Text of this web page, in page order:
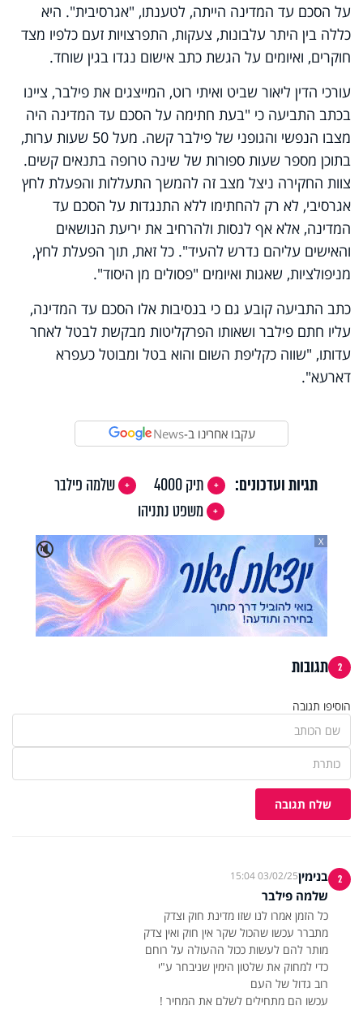
על הסכם עד המדינה הייתה, לטענתו, "אגרסיבית". היא
כללה בין היתר עלבונות, צעקות, התפרצויות זעם כלפיו מצד
חוקרים, ואיומים על הגשת כתב אישום נגדו בגין שוחד.
עורכי הדין ליאור שביט ואיתי רוט, המייצגים את פילבר, ציינו
בכתב התביעה כי "בעת חתימה על הסכם עד המדינה היה
מצבו הנפשי והגופני של פילבר קשה. מעל 50 שעות ערות,
בתוכן מספר שעות ספורות של שינה טרופה בתנאים קשים.
צוות החקירה ניצל מצב זה להמשך התעללות והפעלת לחץ
אגרסיבי, לא רק להחתימו ללא התנגדות על הסכם עד
המדינה, אלא אף לנסות ולהרחיב את יריעת הנושאים
והאישים עליהם נדרש להעיד". כל זאת, תוך הפעלת לחץ,
מניפולציות, שאגות ואיומים "פסולים מן היסוד".
כתב התביעה קובע גם כי בנסיבות אלו הסכם עד המדינה,
עליו חתם פילבר ושאותו הפרקליטות מבקשת לבטל לאחר
עדותו, "שווה כקליפת השום והוא בטל ומבוטל כעפרא
דארעא".
עקבו אחרינו ב-News
תגיות ועדכונים: תיק 4000
שלמה פילבר
משפט נתניהו
🔇
X
2 תגובות
הוסיפו תגובה
שלח תגובה
2 בנימין03/02/25 15:04
שלמה פילבר